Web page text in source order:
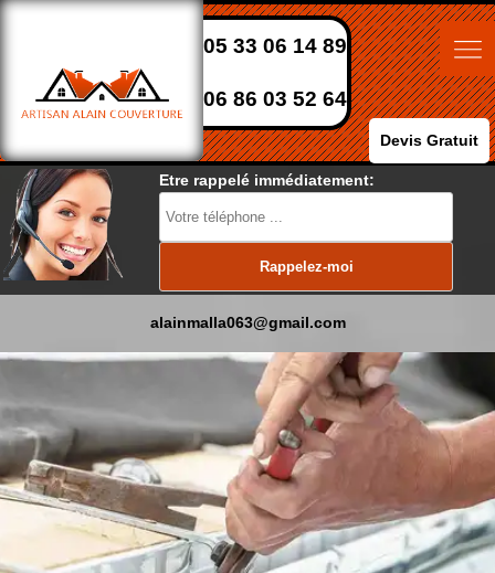
05 33 06 14 89
06 86 03 52 64
Devis Gratuit
Etre rappelé immédiatement:
alainmalla063@gmail.com